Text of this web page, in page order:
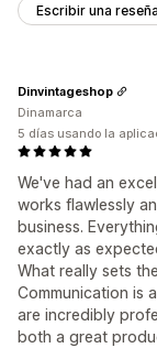
Escribir una reseña
We've had an
works flawlessly
business.
exactly as
What really sets
Communication is
are incredibly
both a great
Dinvintageshop
Dinamarca
5 días usando la